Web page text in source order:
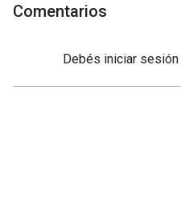
Comentarios
Debés iniciar sesión